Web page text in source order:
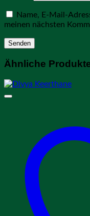
Name, E-Mail-
meinen nächsten
Ähnliche